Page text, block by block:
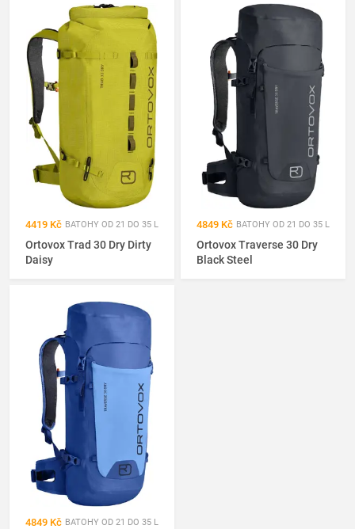
4419 Kč BATOHY OD 21 DO 35 L
Ortovox Trad 30 Dry Dirty
Daisy
4849 Kč BATOHY OD 21 DO 35 L
Ortovox Traverse 30 Dry
Black Steel
4849 Kč BATOHY OD 21 DO 35 L